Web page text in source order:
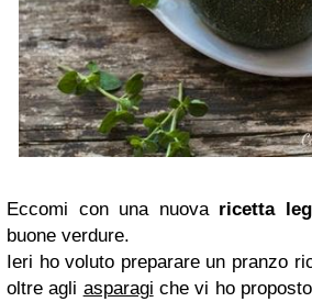
Eccomi con una nuovaricetta
buone verdure.
Ieri ho voluto preparare un pranzo
oltre agli asparagi che vi ho